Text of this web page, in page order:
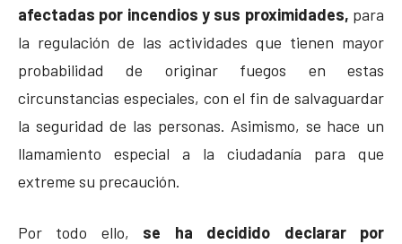
afectadas por incendios y sus proximidades, para
la regulación de las actividades que tienen mayor
probabilidad de originar fuegos en estas
circunstancias especiales, con el fin de salvaguardar
la seguridad de las personas. Asimismo, se hace un
llamamiento especial a la ciudadanía para que
extreme su precaución.
Por todo ello, se ha decidido declarar por